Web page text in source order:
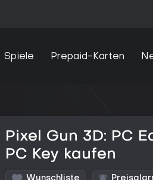
Spiele Prepaid-Karten
Pixel Gun 3D: PC
PC Key kaufen